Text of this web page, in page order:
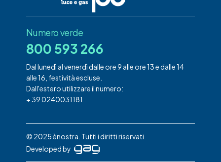
Numero verde
800 593 266
Dal lunedì al venerdì dalle ore 9 alle ore 13 e dalle 14
alle 16, festività escluse.
Dall'estero utilizzare il numero:
+ 39 0240031181
© 2025 ènostra. Tutti i diritti riservati
Developed by